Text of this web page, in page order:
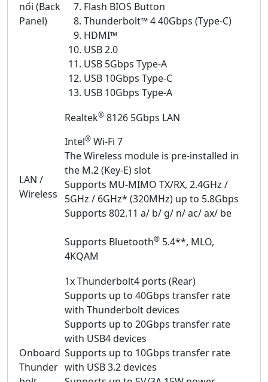
nối (Back
Panel)
Flash BIOS Button
Thunderbolt™ 4 40Gbps (Type-C)
HDMI™
USB 2.0
USB 5Gbps Type-A
USB 10Gbps Type-C
USB 10Gbps Type-A
LAN /
Wireless
Realtek® 8126 5Gbps LAN
Intel® Wi-Fi 7
The Wireless module is pre-installed in
the M.2 (Key-E) slot
Supports MU-MIMO TX/RX, 2.4GHz /
5GHz / 6GHz* (320MHz) up to 5.8Gbps
Supports 802.11 a/ b/ g/ n/ ac/ ax/ be
Supports Bluetooth® 5.4**, MLO,
4KQAM
Onboard
Thunder
1x Thunderbolt4 ports (Rear)
Supports up to 40Gbps transfer rate
with Thunderbolt devices
Supports up to 20Gbps transfer rate
with USB4 devices
Supports up to 10Gbps transfer rate
with USB 3.2 devices